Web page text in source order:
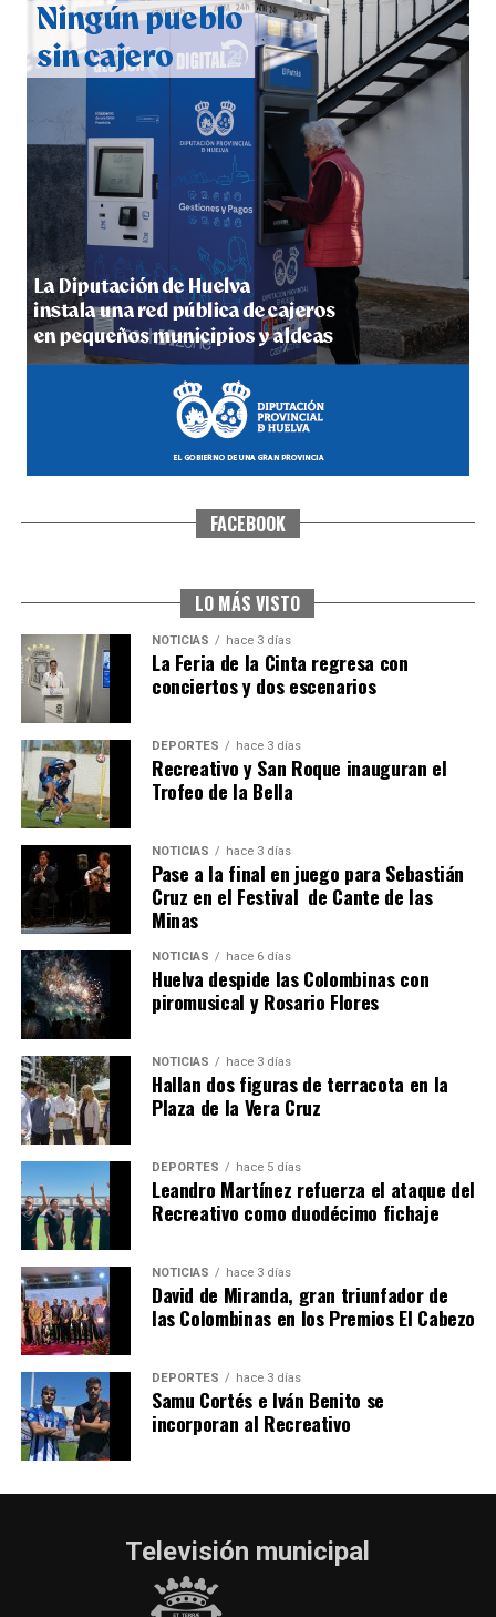
2026
hace 7 días·Huelvatv
5º DÍA DE LAS FIESTAS COLOMBINAS 2026
hace 1 semana·Huelvatv
CUARTA CORRIDA DE LAS FIESTAS COLOMBINAS
Huelvatv
4º DÍA DE LAS FIESTAS COLOMBINAS 2026
hace 1 semana ·Huelvatv
SEXTA CORRIDA DE LAS FIESTAS COLOMBINAS
2026
hace 6 días· Huelvatv
FACEBOOK
LO MÁS VISTO
NOTICIAS hace 3 días
La Feria de la Cinta regresa con
conciertos y dos escenarios
DEPORTES hace 3 días
Recreativo y San Roque inauguran el
Trofeo de la Bella
NOTICIAS hace 3 días
Pase a la final en juego para Sebastián
Cruz en el Festival de Cante de las
Minas
NOTICIAS hace 6 días
Huelva despide las Colombinas con
piromusical y Rosario Flores
NOTICIAS hace 3 días
Hallan dos figuras de terracota en la
Plaza de la Vera Cruz
DEPORTES hace 5 días
Leandro Martínez refuerza el ataque del
Recreativo como duodécimo fichaje
NOTICIAS hace 3 días
David de Miranda, gran triunfador de
las Colombinas en los Premios El Cabezo
DEPORTES hace 3 días
Samu Cortés e Iván Benito se
incorporan al Recreativo
Televisión municipal